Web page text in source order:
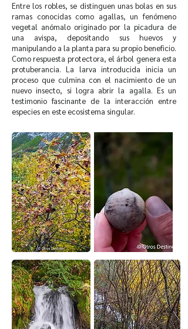
Entre los robles, se distinguen unas bolas en sus
ramas conocidas como agallas, un fenómeno
vegetal anómalo originado por la picadura de
una avispa, depositando sus huevos y
manipulando a la planta para su propio beneficio.
Como respuesta protectora, el árbol genera esta
protuberancia. La larva introducida inicia un
proceso que culmina con el nacimiento de un
nuevo insecto, si logra abrir la agalla. Es un
testimonio fascinante de la interacción entre
especies en este ecosistema singular.